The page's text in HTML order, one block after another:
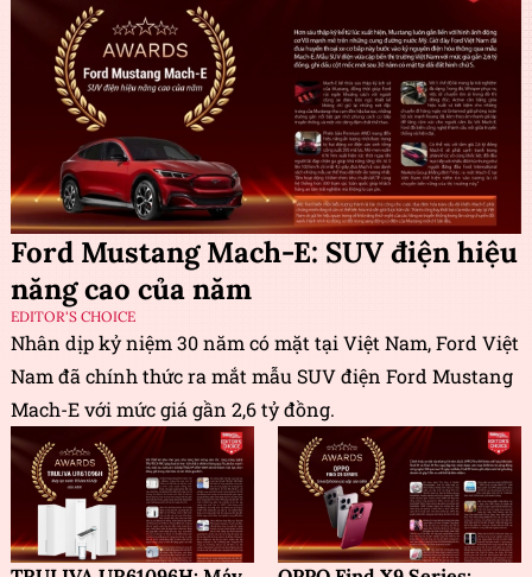
Ford Mustang Mach-E: SUV điện hiệu
năng cao của năm
EDITOR'S CHOICE
Nhân dịp kỷ niệm 30 năm có mặt tại Việt Nam, Ford Việt
Nam đã chính thức ra mắt mẫu SUV điện Ford Mustang
Mach-E với mức giá gần 2,6 tỷ đồng.